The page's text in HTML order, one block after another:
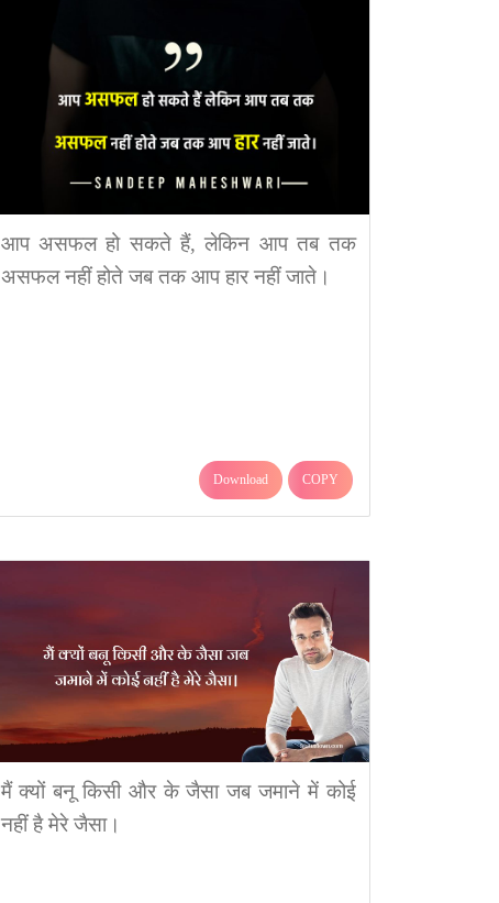
आप असफल हो सकते हैं, लेकिन आप तब तक
असफल नहीं होते जब तक आप हार नहीं जाते।
Download COPY
मैं क्यों बनू किसी और के जैसा जब जमाने में कोई
नहीं है मेरे जैसा।